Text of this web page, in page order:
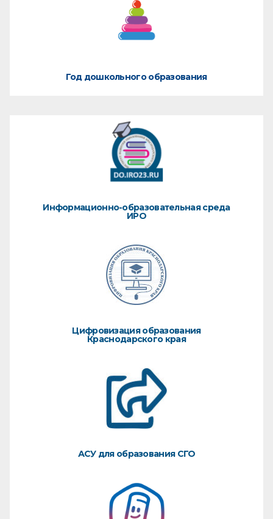
Год дошкольного образования
Информационно-образовательная среда
ИРО
Цифровизация образования
Краснодарского края
АСУ для образования СГО